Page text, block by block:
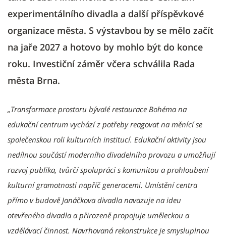
experimentálního divadla a další příspěvkové
organizace města. S výstavbou by se mělo začít
na jaře 2027 a hotovo by mohlo být do konce
roku. Investiční záměr včera schválila Rada
města Brna.
„Transformace prostoru bývalé restaurace Bohéma na
edukační centrum vychází z potřeby reagovat na měnící se
společenskou roli kulturních institucí. Edukační aktivity jsou
nedílnou součástí moderního divadelního provozu a umožňují
rozvoj publika, tvůrčí spolupráci s komunitou a prohloubení
kulturní gramotnosti napříč generacemi. Umístění centra
přímo v budově Janáčkova divadla navazuje na ideu
otevřeného divadla a přirozeně propojuje uměleckou a
vzdělávací činnost. Navrhovaná rekonstrukce je smysluplnou